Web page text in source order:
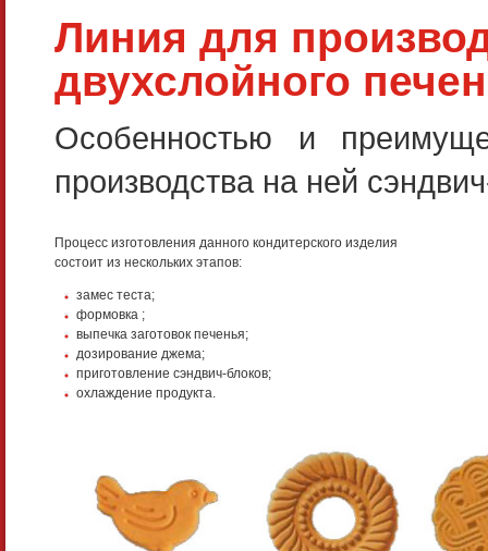
Линия для
двухслойного
Особенностью и
производства на ней
Процесс изготовления данного кондитерского изделия
состоит из нескольких этапов:
замес теста;
формовка ;
выпечка заготовок печенья;
дозирование джема;
приготовление сэндвич-блоков;
охлаждение продукта.